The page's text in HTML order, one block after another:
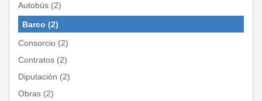
Autobús (2)
Barco (2)
Consorcio (2)
Contratos (2)
Diputación (2)
Obras (2)